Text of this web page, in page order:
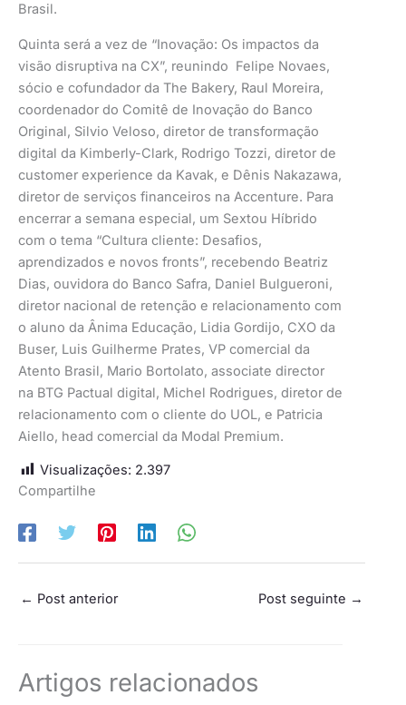
Brasil.
Quinta será a vez de “Inovação: Os impactos da
visão disruptiva na CX”, reunindo Felipe Novaes,
sócio e cofundador da The Bakery, Raul Moreira,
coordenador do Comitê de Inovação do Banco
Original, Silvio Veloso, diretor de transformação
digital da Kimberly-Clark, Rodrigo Tozzi, diretor de
customer experience da Kavak, e Dênis Nakazawa,
diretor de serviços financeiros na Accenture. Para
encerrar a semana especial, um Sextou Híbrido
com o tema “Cultura cliente: Desafios,
aprendizados e novos fronts”, recebendo Beatriz
Dias, ouvidora do Banco Safra, Daniel Bulgueroni,
diretor nacional de retenção e relacionamento com
o aluno da Ânima Educação, Lidia Gordijo, CXO da
Buser, Luis Guilherme Prates, VP comercial da
Atento Brasil, Mario Bortolato, associate director
na BTG Pactual digital, Michel Rodrigues, diretor de
relacionamento com o cliente do UOL, e Patricia
Aiello, head comercial da Modal Premium.
Visualizações: 2.397
Compartilhe
← Post anterior Post seguinte →
Artigos relacionados